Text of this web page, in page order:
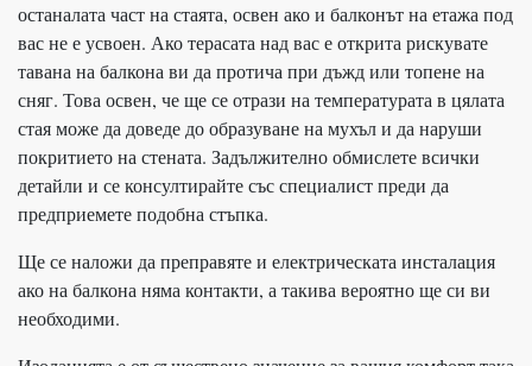
останалата част на стаята, освен ако и балконът на етажа под
вас не е усвоен. Ако терасата над вас е открита рискувате
тавана на балкона ви да протича при дъжд или топене на
сняг. Това освен, че ще се отрази на температурата в цялата
стая може да доведе до образуване на мухъл и да наруши
покритието на стената. Задължително обмислете всички
детайли и се консултирайте със специалист преди да
предприемете подобна стъпка.
Ще се наложи да преправяте и електрическата инсталация
ако на балкона няма контакти, а такива вероятно ще си ви
необходими.